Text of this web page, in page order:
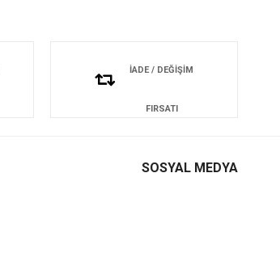
İADE / DEĞİŞİM
FIRSATI
SOSYAL MEDYA